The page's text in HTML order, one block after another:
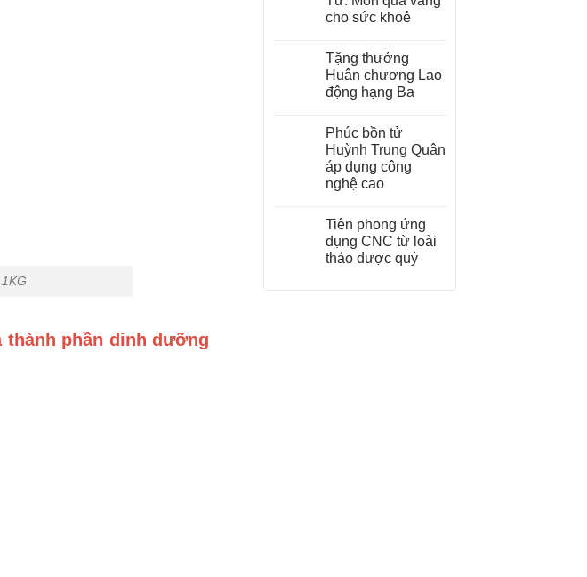
cho sức khoẻ
Tặng thưởng
Huân chương Lao
động hạng Ba
Phúc bồn tử
Huỳnh Trung Quân
áp dụng công
nghệ cao
Tiên phong ứng
dụng CNC từ loài
thảo dược quý
thành phần dinh dưỡng